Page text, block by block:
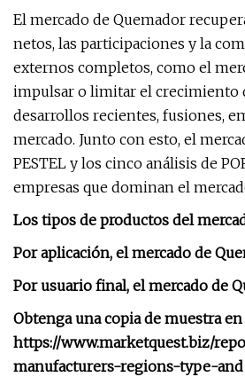
El mercado de Quemador
netos, las participaciones y la
externos completos, como el
impulsar o limitar el crecimiento
desarrollos recientes, fusiones,
mercado. Junto con esto, el
PESTEL y los cinco análisis de
empresas que dominan el
Los tipos de productos del
Por aplicación, el mercado de
Por usuario final, el mercado de
Obtenga una copia de muestra
https://www.marketquest.biz/
manufacturers-regions-type-